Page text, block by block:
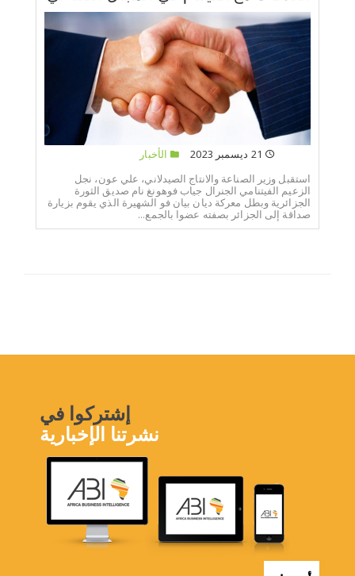
الأخبار
استقبل وزير الصناعة والانتاج الصيدلاني، علي عون، نجل
الزعيم الفيتنامي الجنرال جياب فوهونغ نام صديق الثورة
الجزائرية وبطل معركة ديان بيان فو الشهيرة الذي يقوم بزيارة
صداقة إلى الجزائر بصفته عضوا بالجمع...
إشتركوا في
نشرتنا الإخبارية